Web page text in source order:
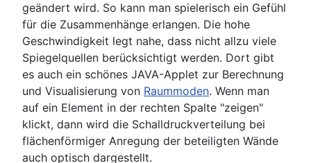
geändert wird. So kann man spielerisch ein Gefühl
für die Zusammenhänge erlangen. Die hohe
Geschwindigkeit legt nahe, dass nicht allzu viele
Spiegelquellen berücksichtigt werden. Dort gibt
es auch ein schönes JAVA-Applet zur Berechnung
und Visualisierung von Raummoden. Wenn man
auf ein Element in der rechten Spalte "zeigen"
klickt, dann wird die Schalldruckverteilung bei
flächenförmiger Anregung der beteiligten Wände
auch optisch dargestellt.